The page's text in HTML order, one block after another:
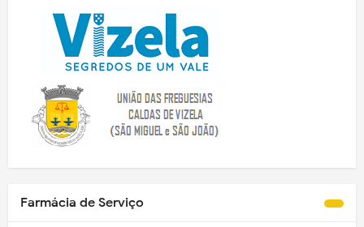
Farmácia de Serviço